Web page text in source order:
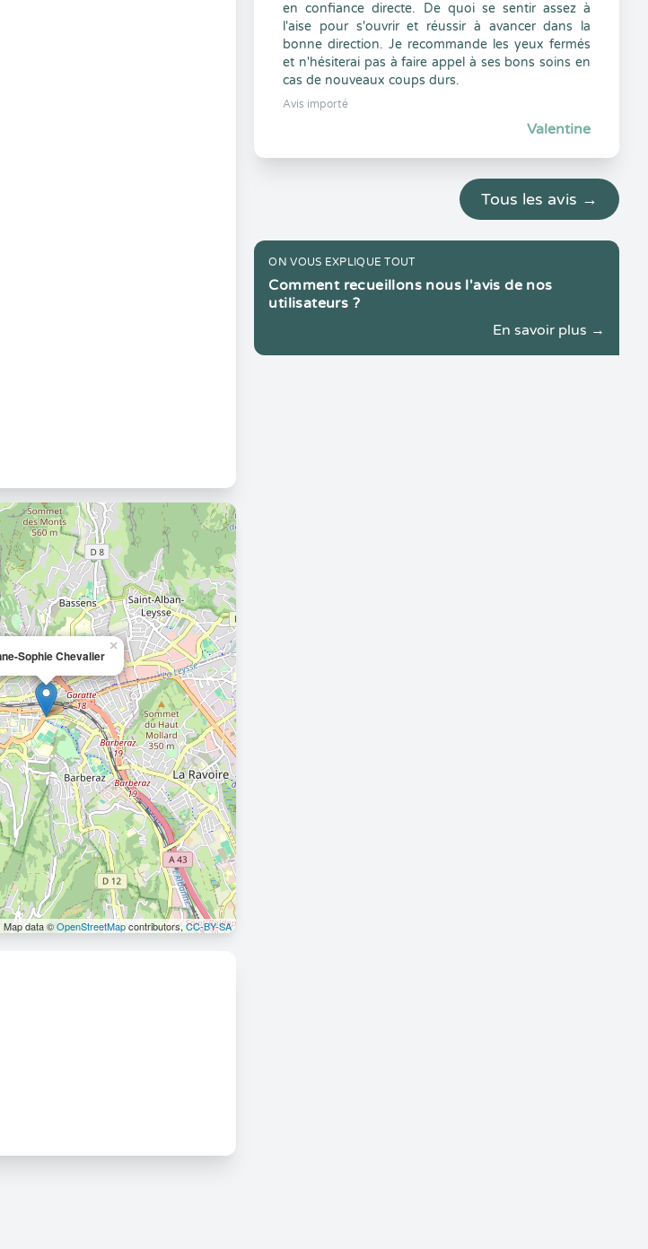
Sophie Chevalier
×
Map data ©OpenStreetMapcontributors,CC-BY-SA
en confiance directe. De quoi se sentir assez à
l'aise pour s'ouvrir et réussir à avancer dans la
bonne direction. Je recommande les yeux fermés
et n'hésiterai pas à faire appel à ses bons soins en
cas de nouveaux coups durs.
Avis importé
Valentine
Tous les avis →
ON VOUS EXPLIQUE TOUT
Comment recueillons nous l'avis de nos
utilisateurs ?
En savoir plus →